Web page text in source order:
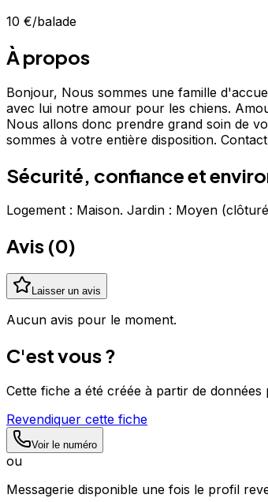
10 €/balade
À propos
Bonjour, Nous sommes une famille
avec lui notre amour pour les chiens.
Nous allons donc prendre grand soin de
sommes à votre entière disposition.
Sécurité, confiance et
Logement : Maison. Jardin : Moyen
Avis (0)
Laisser un avis
Aucun avis pour le moment.
C'est vous ?
Cette fiche a été créée à partir de
Revendiquer cette fiche
Voir le numéro
ou
Messagerie disponible une fois le profil